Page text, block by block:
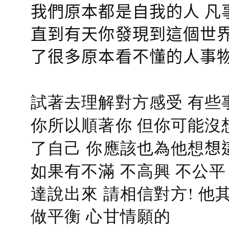
我們原本都是自我的人
直到有天你發現到這個世
了很多原本看不懂的人事
試著去理解對方感受 有
你所以順著你 但你可能
了自己 你應該也為他想想
如果有不滿 不高興 不公
達說出來 請相信對方! 他
做平衡 心甘情願的